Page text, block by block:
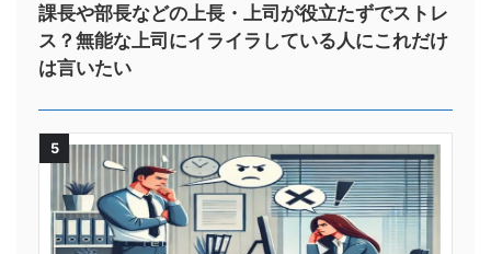
課長や部長などの上長・上司が役立たずでストレ
ス？無能な上司にイライラしている人にこれだけ
は言いたい
5